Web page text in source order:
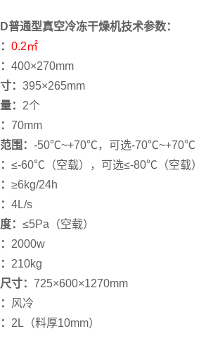
普通型真空冷冻干燥机技术参数：
0.2㎡
400×270mm
： 395×265mm
： 2个
70mm
围： -50℃~+70℃，可选-70℃~+70℃
≤-60℃（空载），可选≤-80℃（空载）
≥6kg/24h
4L/s
： ≤5Pa（空载）
2000w
210kg
寸： 725×600×1270mm
风冷
2L（料厚10mm）